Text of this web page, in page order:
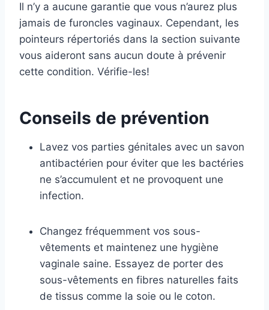
Il n’y a aucune garantie que vous n’aurez plus
jamais de furoncles vaginaux. Cependant, les
pointeurs répertoriés dans la section suivante
vous aideront sans aucun doute à prévenir
cette condition. Vérifie-les!
Conseils de prévention
Lavez vos parties génitales avec un savon
antibactérien pour éviter que les bactéries
ne s’accumulent et ne provoquent une
infection.
Changez fréquemment vos sous-
vêtements et maintenez une hygiène
vaginale saine. Essayez de porter des
sous-vêtements en fibres naturelles faits
de tissus comme la soie ou le coton.